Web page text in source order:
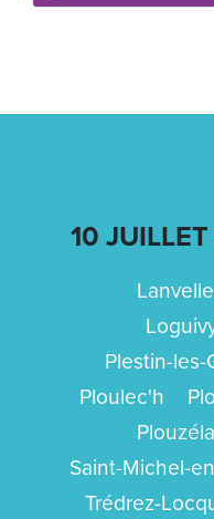
10 JUILLET
Plestin-les-
Ploulec'h
Saint-Michel-
Trédrez-